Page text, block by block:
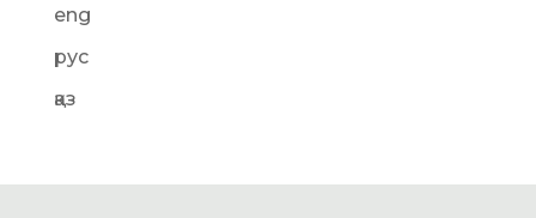
eng
рус
қаз